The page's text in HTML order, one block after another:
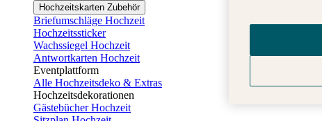
Hochzeitskarten Zubehör
Briefumschläge Hochzeit
Hochzeitssticker
Wachssiegel Hochzeit
Antwortkarten Hochzeit
Eventplattform
Alle Hochzeitsdeko & Extras
Hochzeitsdekorationen
Gästebücher Hochzeit